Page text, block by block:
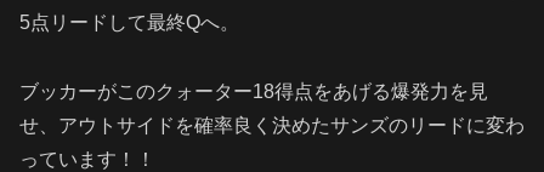
5点リードして最終Qへ。
ブッカーがこのクォーター18得点をあげる爆発力を見
せ、アウトサイドを確率良く決めたサンズのリードに変わ
っています！！